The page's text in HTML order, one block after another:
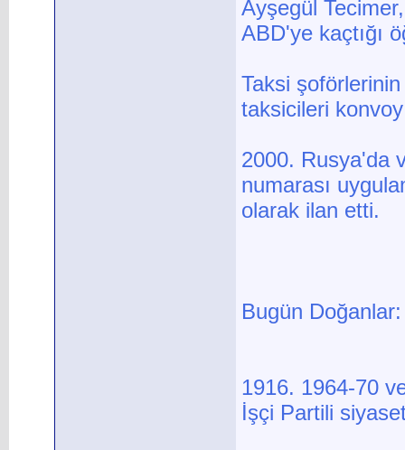
Ayşegül
ABD'ye kaçtığı
Taksi
taksicileri
2000. Rusya'da
numarası
olarak ilan etti.
Bugün Doğanlar:
1916. 1964-70
İşçi Partili